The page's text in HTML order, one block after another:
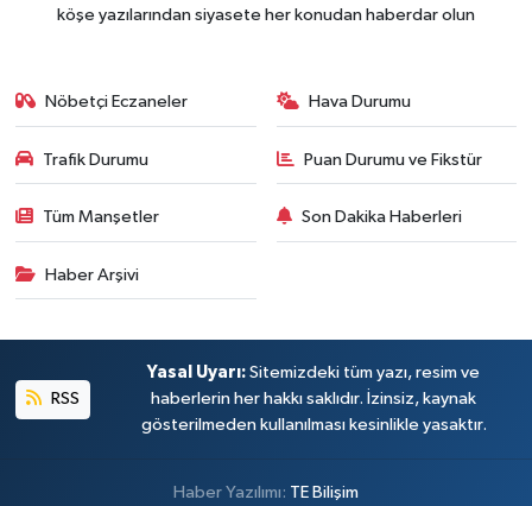
köşe yazılarından siyasete her konudan haberdar olun
Nöbetçi Eczaneler Hava Durumu
Trafik Durumu Puan Durumu ve Fikstür
Tüm Manşetler Son Dakika Haberleri
Haber Arşivi
RSS
Yasal Uyarı: Sitemizdeki tüm yazı, resim ve
haberlerin her hakkı saklıdır. İzinsiz, kaynak
gösterilmeden kullanılması kesinlikle yasaktır.
Haber Yazılımı: TE Bilişim